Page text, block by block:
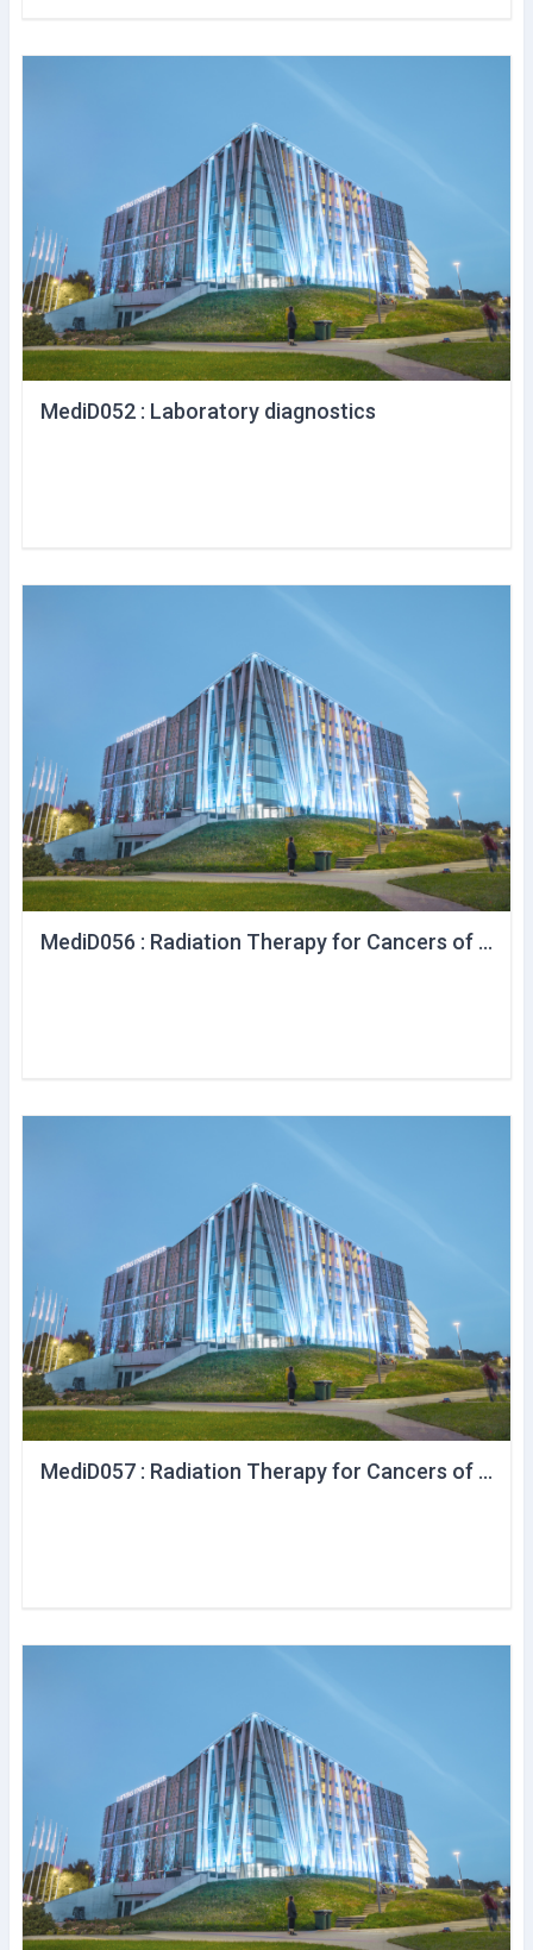
MediD052 : Laboratory diagnostics
MediD056 : Radiation Therapy for Cancers of Female Genital organs
MediD057 : Radiation Therapy for Cancers of Urinary Tract and Male Genital Organs